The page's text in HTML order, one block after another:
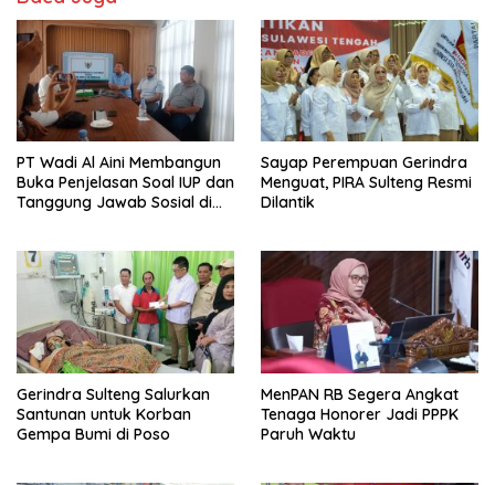
PT Wadi Al Aini Membangun
Buka Penjelasan Soal IUP dan
Tanggung Jawab Sosial di
Sayap Perempuan Gerindra
Menguat, PIRA Sulteng Resmi
Dilantik
Gerindra Sulteng Salurkan
Santunan untuk Korban
Gempa Bumi di Poso
MenPAN RB Segera Angkat
Tenaga Honorer Jadi PPPK
Paruh Waktu